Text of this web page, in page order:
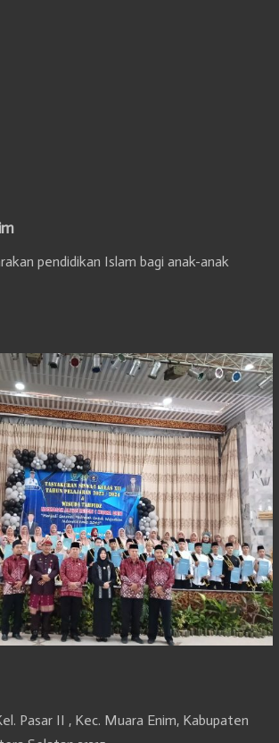
pendidikan Islam bagi anak-anak
Pasar II , Kec. Muara Enim, Kabupaten